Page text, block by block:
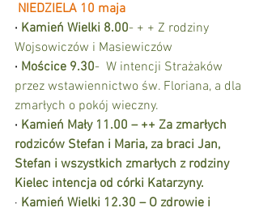
NIEDZIELA 10 maja
· Kamień Wielki 8.00- + + Z rodziny
Wojsowiczów i Masiewiczów
· Mościce 9.30- W intencji Strażaków
przez wstawiennictwo św. Floriana, a dla
zmarłych o pokój wieczny.
· Kamień Mały 11.00 – ++ Za zmarłych
rodziców Stefan i Maria, za braci Jan,
Stefan i wszystkich zmarłych z rodziny
Kielec intencja od córki Katarzyny.
· Kamień Wielki 12.30 – O zdrowie i